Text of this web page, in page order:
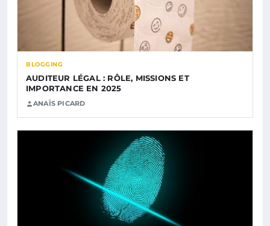
BLOGGING
AUDITEUR LÉGAL : RÔLE, MISSIONS ET
IMPORTANCE EN 2025
ANAÏS PICARD